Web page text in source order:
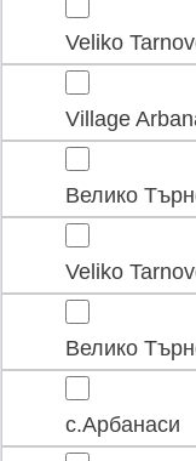
Veliko
Village
Велико
Veliko
Велико
с.Арбанаси